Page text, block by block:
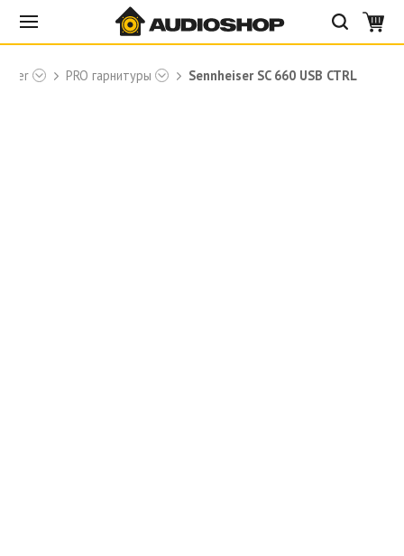
PRO гарнитуры Sennheiser SC 660 USB CTRL